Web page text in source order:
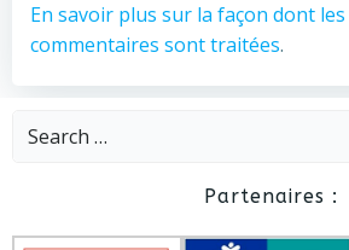
En savoir plus sur la façon dont
commentaires sont traitées.
Search
Partenaires :